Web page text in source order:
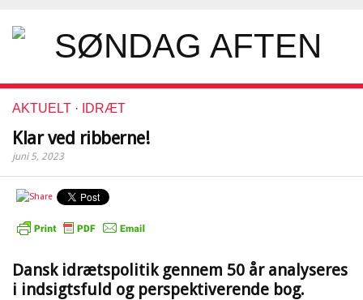
AKTUELT · IDRÆT
Klar ved ribberne!
juni 5, 2023
Dansk idrætspolitik gennem 50 år analyseres
i indsigtsfuld og perspektiverende bog.